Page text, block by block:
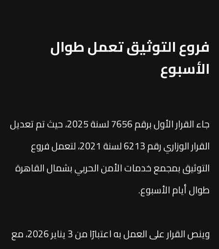
فروع التوثيق تعمل طوال
الأسبوع
جاء القرار الأول برقم 7656 لسنة 2025، حيث تم تعديل
القرار الوزاري رقم 6213 لسنة 2021، لتعمل فروع
التوثيق بمجمع خدمات الأمن الحربي بشمال القاهرة
طوال أيام الأسبوع.
وينص القرار على العمل به اعتبارًا من 3 يناير 2026، مع